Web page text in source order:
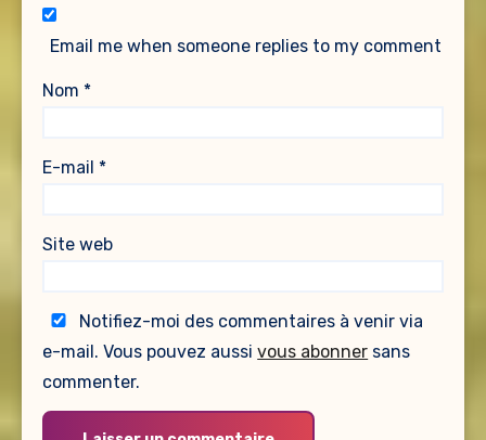
Email me when someone replies to my comment
Nom *
E-mail *
Site web
Notifiez-moi des commentaires à venir via
e-mail. Vous pouvez aussivous abonner sans
commenter.